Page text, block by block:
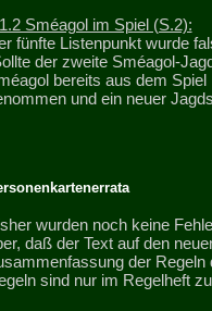
Sméagol im Spiel (S.2):
fünfte Listenpunkt wurde
der zweite Sméagol-
bereits aus dem
und ein neuer
wurden noch keine
daß der Text auf den
der Regeln
sind nur im Regelheft